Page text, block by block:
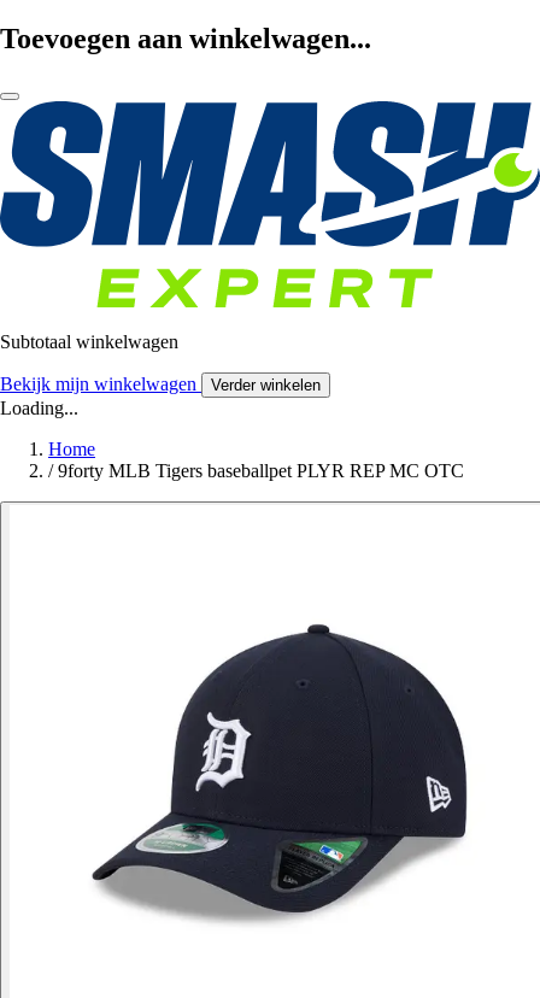
Toevoegen aan winkelwagen...
Subtotaal winkelwagen
Bekijk mijn winkelwagen Verder winkelen
Loading...
Home
/ 9forty MLB Tigers baseballpet PLYR REP MC OTC